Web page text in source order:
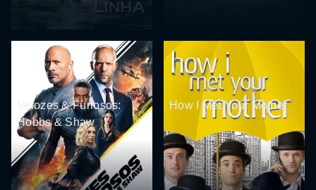
Velozes & Furiosos:
Hobbs & Shaw
How I Met Your Mother